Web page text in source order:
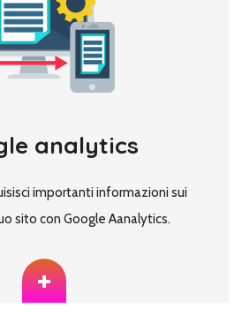
analytics
importanti informazioni sui
sito con Google Aanalytics.